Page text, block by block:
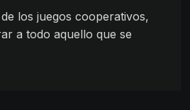
los juegos cooperativos,
a todo aquello que se